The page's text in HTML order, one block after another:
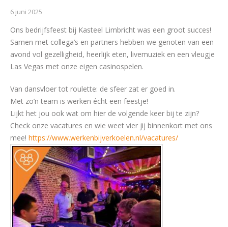
6 juni 2025
Ons bedrijfsfeest bij Kasteel Limbricht was een groot succes!
Samen met collega’s en partners hebben we genoten van een
avond vol gezelligheid, heerlijk eten, livemuziek en een vleugje
Las Vegas met onze eigen casinospelen.
Van dansvloer tot roulette: de sfeer zat er goed in.
Met zo’n team is werken écht een feestje!
Lijkt het jou ook wat om hier de volgende keer bij te zijn?
Check onze vacatures en wie weet vier jij binnenkort met ons
mee! https://www.werkenbijverkoelen.nl/vacatures/